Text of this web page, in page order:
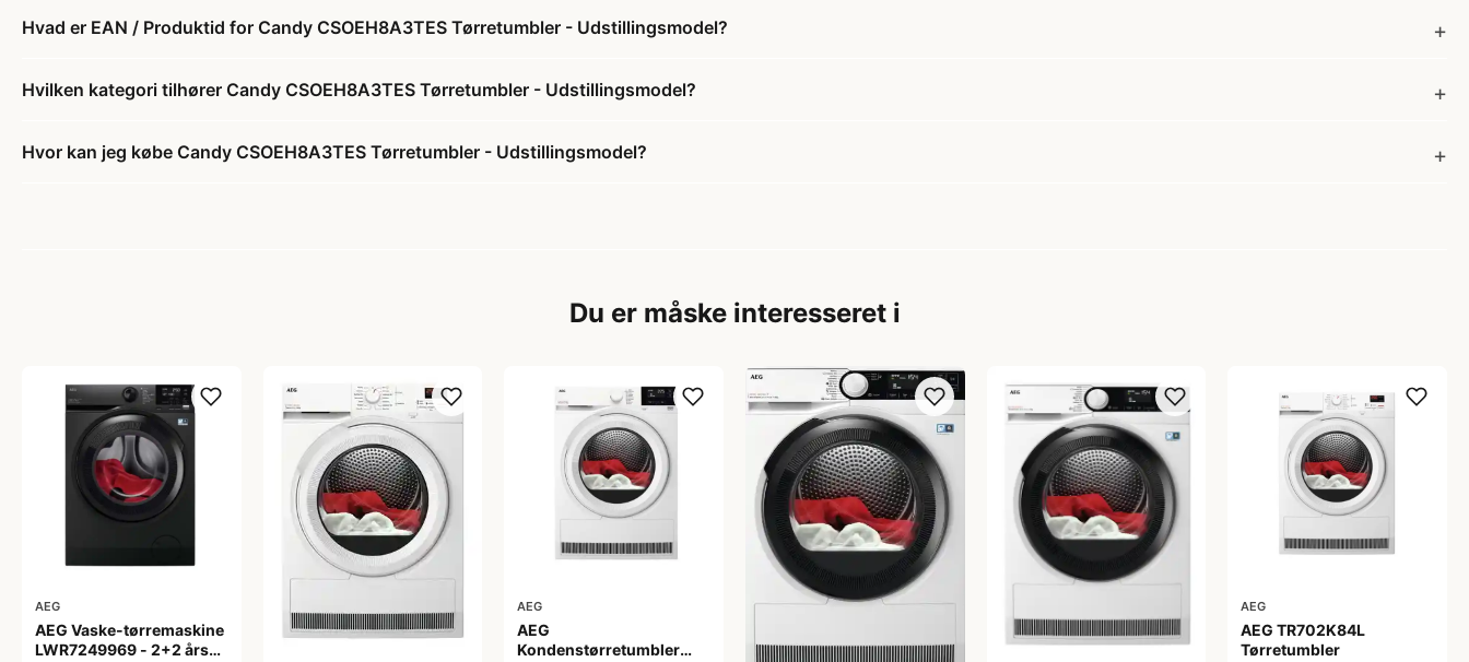
Hvad er EAN / Produktid for Candy CSOEH8A3TES Tørretumbler - Udstillingsmodel?
Hvilken kategori tilhører Candy CSOEH8A3TES Tørretumbler - Udstillingsmodel?
Hvor kan jeg købe Candy CSOEH8A3TES Tørretumbler - Udstillingsmodel?
Du er måske interesseret i
AEG
AEG Vaske-tørremaskine
LWR7249969 - 2+2 års
AEG
AEG
Kondenstørretumbler
AEG
AEG TR702K84L
Tørretumbler